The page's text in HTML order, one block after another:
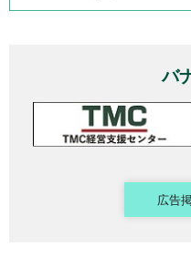
バ
広告